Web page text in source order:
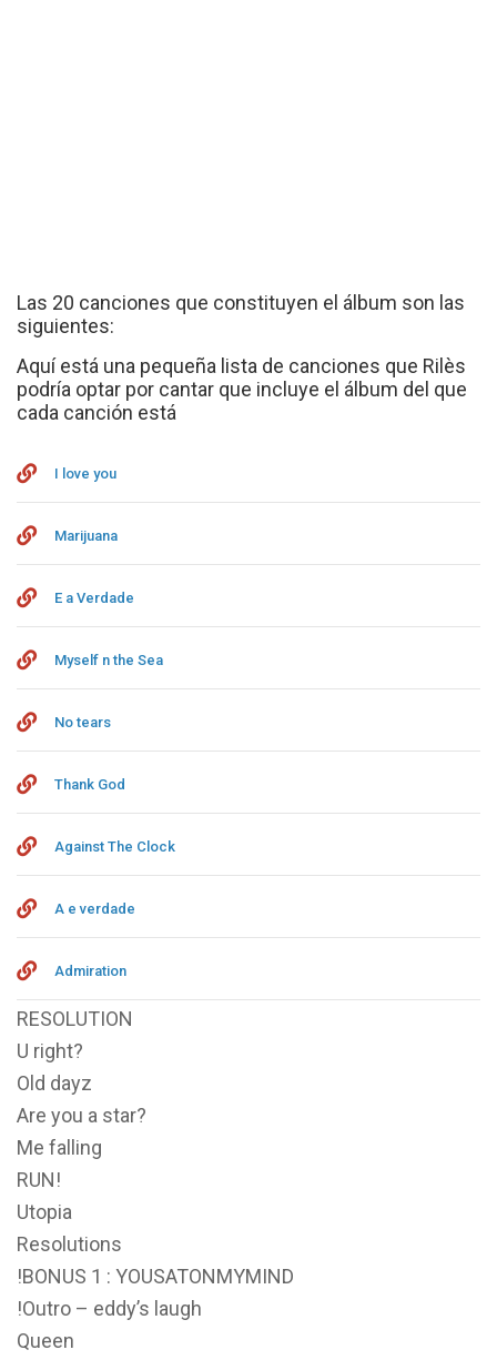
Las 20 canciones que constituyen el álbum son las
siguientes:
Aquí está una pequeña lista de canciones que Rilès
podría optar por cantar que incluye el álbum del que
cada canción está
I love you
Marijuana
E a Verdade
Myself n the Sea
No tears
Thank God
Against The Clock
A e verdade
Admiration
RESOLUTION
U right?
Old dayz
Are you a star?
Me falling
RUN!
Utopia
Resolutions
!BONUS 1 : YOUSATONMYMIND
!Outro – eddy’s laugh
Queen